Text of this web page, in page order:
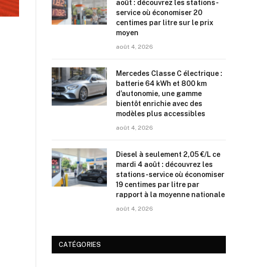
août : découvrez les stations-
service où économiser 20
centimes par litre sur le prix
moyen
août 4, 2026
Mercedes Classe C électrique :
batterie 64 kWh et 800 km
d’autonomie, une gamme
bientôt enrichie avec des
modèles plus accessibles
août 4, 2026
Diesel à seulement 2,05 €/L ce
mardi 4 août : découvrez les
stations-service où économiser
19 centimes par litre par
rapport à la moyenne nationale
août 4, 2026
CATÉGORIES